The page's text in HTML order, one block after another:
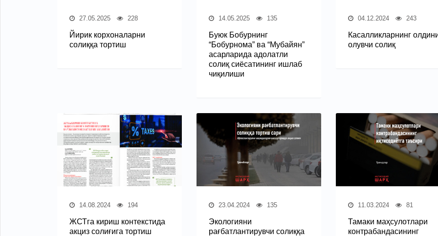
27.05.2025 228
Йирик корхоналарни
солиққа тортиш
14.05.2025 135
Буюк Бобурнинг
“Бобурнома” ва “Мубайян”
асарларида адолатли
солиқ сиёсатининг ишлаб
чиқилиши
04.12.2024 243
Касалликларнинг
олувчи солиқ
14.08.2024 194
ЖСТга кириш контекстида
акциз солиғига тортиш
23.04.2024 135
Экологияни
рағбатлантирувчи солиққа
11.03.2024 81
Тамаки маҳсулотлари
контрабандасининг